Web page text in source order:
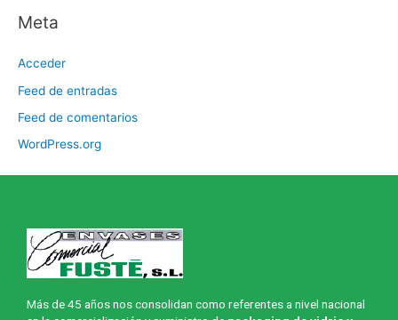
Meta
Acceder
Feed de entradas
Feed de comentarios
WordPress.org
Más de 45 años nos consolidan como referentes a nivel nacional